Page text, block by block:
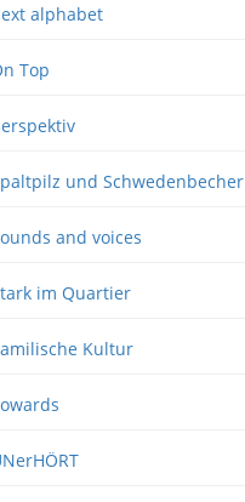
alphabet
Top
und Schwedenbecher
and voices
im Quartier
Kultur